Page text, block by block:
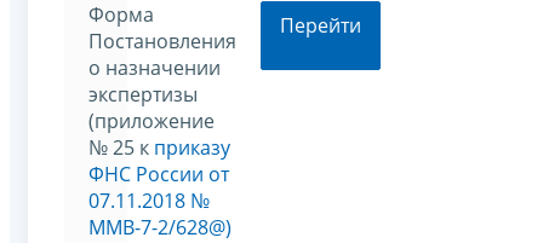
Форма
Постановления
о назначении
экспертизы
(приложение
№ 25 к приказу
ФНС России от
07.11.2018 №
ММВ-7-2/628@)
Перейти